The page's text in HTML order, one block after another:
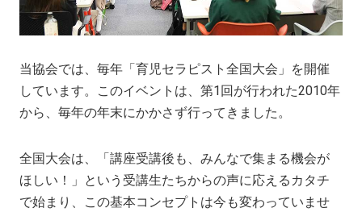
当協会では、毎年「育児セラピスト全国大会」を開催
しています。このイベントは、第1回が行われた2010年
から、毎年の年末にかかさず行ってきました。
全国大会は、「講座受講後も、みんなで集まる機会が
ほしい！」という受講生たちからの声に応えるカタチ
で始まり、この基本コンセプトは今も変わっていませ